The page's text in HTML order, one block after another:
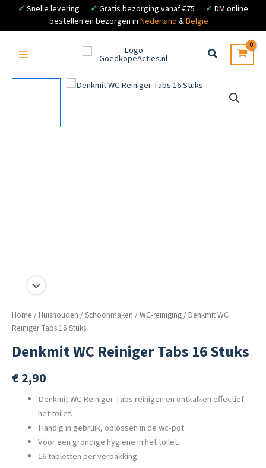
✓ Snelle levering ✓ Gratis bezorging vanaf €75 ✓ DM online
bestellen en bezorgen in Nederland &België
inhoud
Home / Huishouden /Schoonmaken /WC-reiniging/ Denkmit WC
Reiniger Tabs 16 Stuks
Denkmit WC Reiniger Tabs 16 Stuks
€2,90
Denkmit WC Reiniger Tabs reinigen en ontkalken effectief
het toilet.
Handig in gebruik, oplossen in de wc-pot.
Voor een grondige hygiëne in het toilet.
16 tabletten per verpakking.